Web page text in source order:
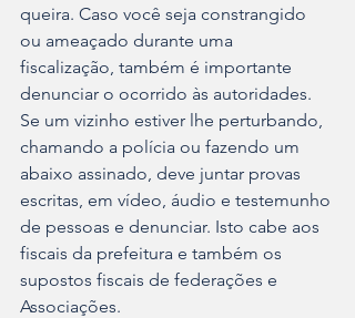
queira. Caso você seja constrangido
ou ameaçado durante uma
fiscalização, também é importante
denunciar o ocorrido às autoridades.
Se um vizinho estiver lhe perturbando,
chamando a polícia ou fazendo um
abaixo assinado, deve juntar provas
escritas, em vídeo, áudio e testemunho
de pessoas e denunciar. Isto cabe aos
fiscais da prefeitura e também os
supostos fiscais de federações e
Associações.